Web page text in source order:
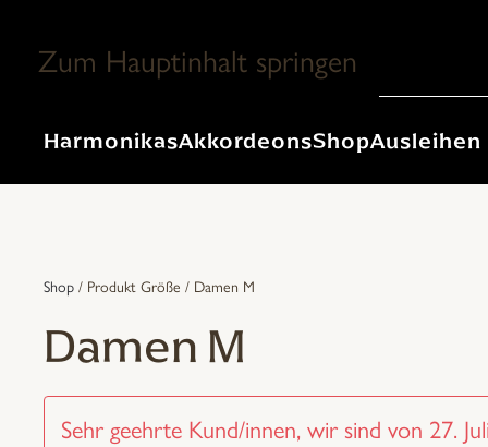
Zum Hauptinhalt springen
HarmonikasAkkordeonsShopAusleihen
Shop / Produkt Größe / Damen M
Damen M
Sehr geehrte Kund/innen, wir sind von 27.